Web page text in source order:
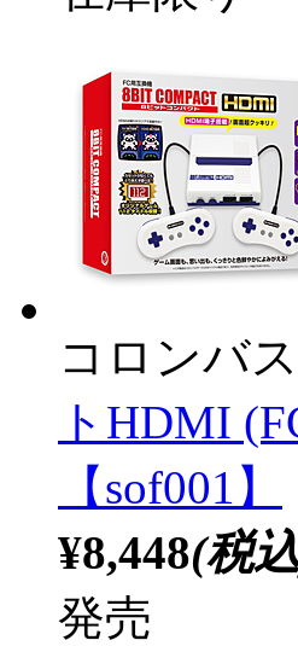
コロンバ
トHDMI
【sof001】
¥8,448(税
発売